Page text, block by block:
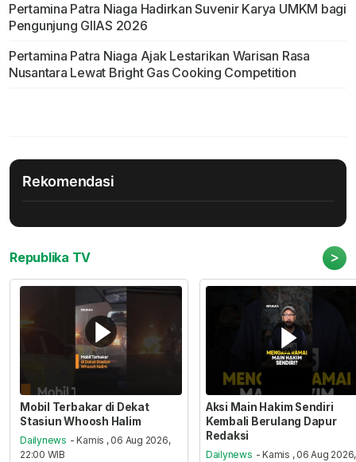
Pertamina Patra Niaga Hadirkan Suvenir Karya UMKM bagi
Pengunjung GIIAS 2026
Pertamina Patra Niaga Ajak Lestarikan Warisan Rasa
Nusantara Lewat Bright Gas Cooking Competition
Rekomendasi
Republika TV >
Mobil Terbakar di Dekat
Stasiun Whoosh Halim
Dailynews - Kamis , 06 Aug 2026,
22:00 WIB
Aksi Main Hakim Sendiri
Kembali Berulang Dapur
Redaksi
Dailynews - Kamis , 06 Aug 2026,